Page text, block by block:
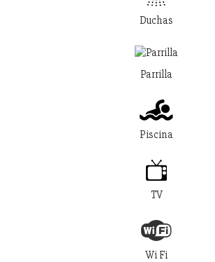
Duchas
Parrilla
Piscina
TV
Wi Fi